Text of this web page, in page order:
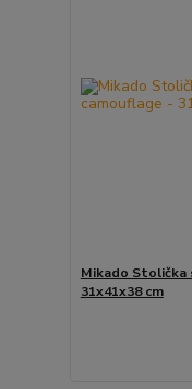
Mikado Stolička
31x41x38 cm